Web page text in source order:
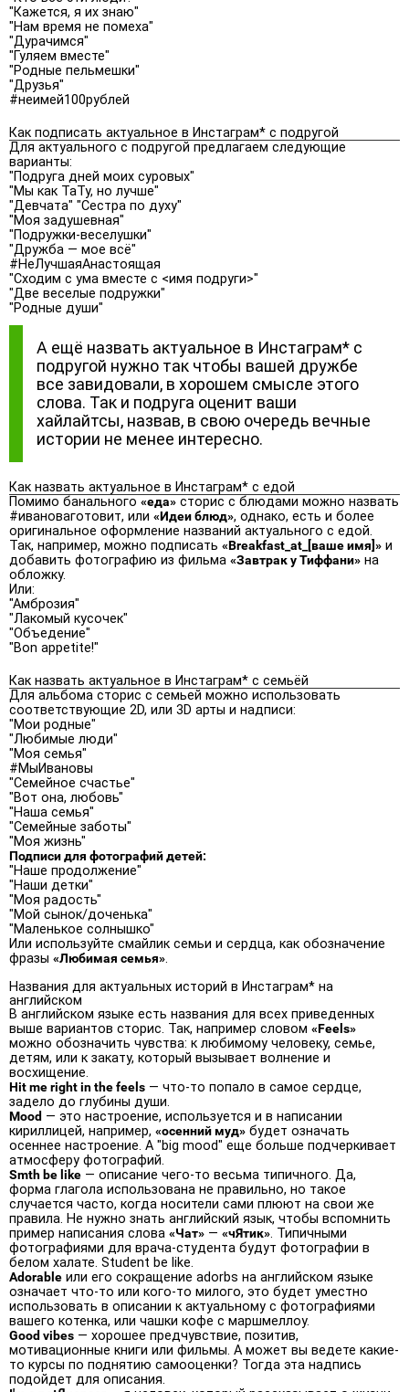
"Кажется, я их знаю"
"Нам время не помеха"
"Дурачимся"
"Гуляем вместе"
"Родные пельмешки"
"Друзья"
#неимей100рублей
Как подписать актуальное в Инстаграм* с подругой
Для актуального с подругой предлагаем следующие
варианты:
"Подруга дней моих суровых"
"Мы как ТаТу, но лучше"
"Девчата" "Сестра по духу"
"Моя задушевная"
"Подружки-веселушки"
"Дружба — мое всё"
#НеЛучшаяАнастоящая
"Сходим с ума вместе с <имя подруги>"
"Две веселые подружки"
"Родные души"
А ещё назвать актуальное в Инстаграм* с
подругой нужно так чтобы вашей дружбе
все завидовали, в хорошем смысле этого
слова. Так и подруга оценит ваши
хайлайтсы, назвав, в свою очередь вечные
истории не менее интересно.
Как назвать актуальное в Инстаграм* с едой
Помимо банального «еда» сторис с блюдами можно назвать
#ивановаготовит, или «Идеи блюд», однако, есть и более
оригинальное оформление названий актуального с едой.
Так, например, можно подписать «Breakfast_at_[ваше имя]» и
добавить фотографию из фильма «Завтрак у Тиффани» на
обложку.
Или:
"Амброзия"
"Лакомый кусочек"
"Объедение"
"Bon appetite!"
Как назвать актуальное в Инстаграм* с семьёй
Для альбома сторис с семьей можно использовать
соответствующие 2D, или 3D арты и надписи:
"Мои родные"
"Любимые люди"
"Моя семья"
#МыИвановы
"Семейное счастье"
"Вот она, любовь"
"Наша семья"
"Семейные заботы"
"Моя жизнь"
Подписи для фотографий детей:
"Наше продолжение"
"Наши детки"
"Моя радость"
"Мой сынок/доченька"
"Маленькое солнышко"
Или используйте смайлик семьи и сердца, как обозначение
фразы «Любимая семья».
Названия для актуальных историй в Инстаграм* на
английском
В английском языке есть названия для всех приведенных
выше вариантов сторис. Так, например словом «Feels»
можно обозначить чувства: к любимому человеку, семье,
детям, или к закату, который вызывает волнение и
восхищение.
Hit me right in the feels — что-то попало в самое сердце,
задело до глубины души.
Mood — это настроение, используется и в написании
кириллицей, например, «осенний муд» будет означать
осеннее настроение. А "big mood" еще больше подчеркивает
атмосферу фотографий.
Smth be like — описание чего-то весьма типичного. Да,
форма глагола использована не правильно, но такое
случается часто, когда носители сами плюют на свои же
правила. Не нужно знать английский язык, чтобы вспомнить
пример написания слова «Чат» — «чЯтик». Типичными
фотографиями для врача-студента будут фотографии в
белом халате. Student be like.
Adorable или его сокращение adorbs на английском языке
означает что-то или кого-то милого, это будет уместно
использовать в описании к актуальному с фотографиями
вашего котенка, или чашки кофе с маршмеллоу.
Good vibes — хорошее предчувствие, позитив,
мотивационные книги или фильмы. А может вы ведете какие-
то курсы по поднятию самооценки? Тогда эта надпись
подойдет для описания.